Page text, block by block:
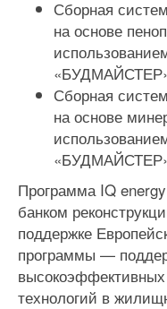
Сборная
на основе
Сборная
на основе
Программа IQ
банком
поддержке
программы —
технологий в